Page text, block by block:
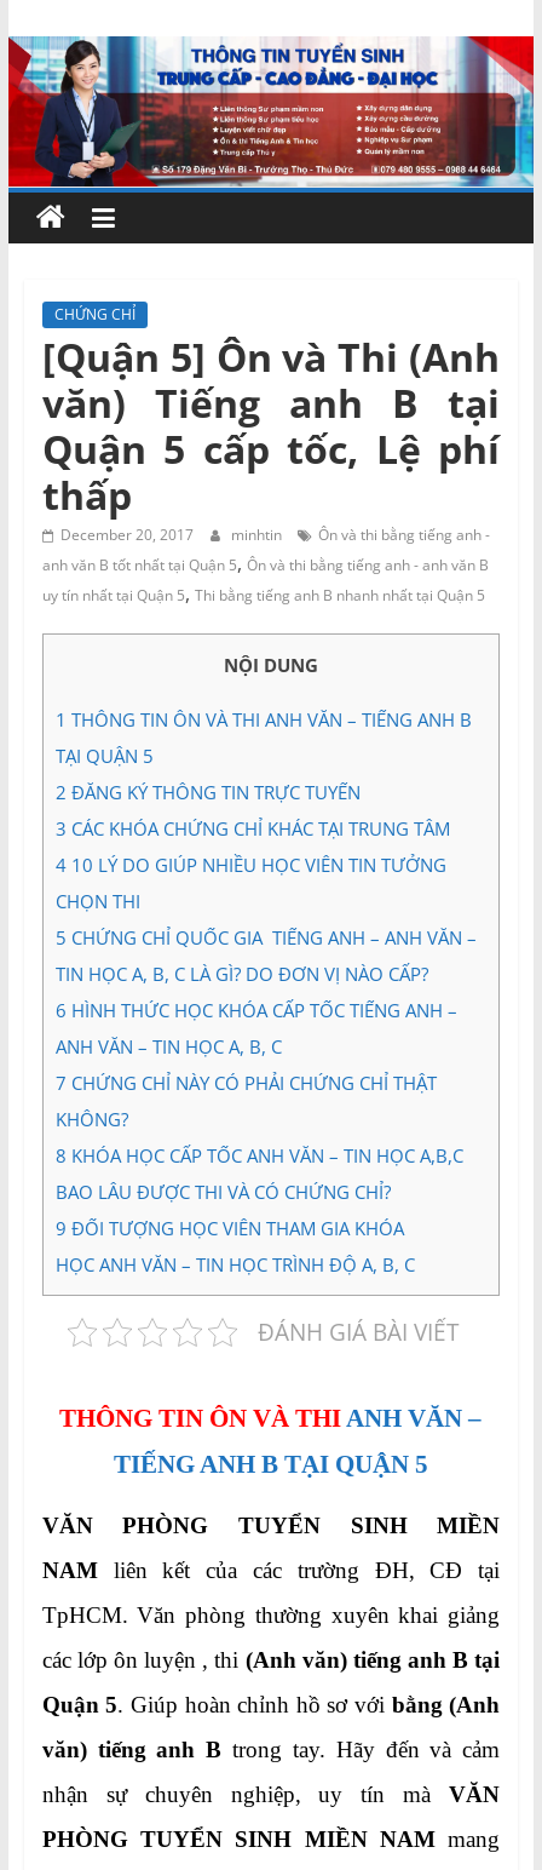
to
content
Chứng
chỉ
ngắn
hạn
–
MIENNAM
Education
Đào
và
Tư
vấn
Miền
CHỨNG CHỈ
[Quận 5] Ôn và Thi (Anh
văn) Tiếng anh B tại
Quận 5 cấp tốc, Lệ phí
thấp
December 20, 2017 minhtin
Ôn và thi bằng tiếng anh -
anh văn B tốt nhất tại Quận 5, Ôn và thi bằng tiếng anh - anh văn B
uy tín nhất tại Quận 5, Thi bằng tiếng anh B nhanh nhất tại Quận 5
NỘI DUNG
1 THÔNG TIN ÔN VÀ THI ANH VĂN – TIẾNG ANH B
TẠI QUẬN 5
2 ĐĂNG KÝ THÔNG TIN TRỰC TUYẾN
3 CÁC KHÓA CHỨNG CHỈ KHÁC TẠI TRUNG TÂM
410 LÝ DO GIÚP NHIỀU HỌC VIÊN TIN TƯỞNG
CHỌN THI
5 CHỨNG CHỈ QUỐC GIA TIẾNG ANH – ANH VĂN –
TIN HỌC A, B, C LÀ GÌ? DO ĐƠN VỊ NÀO CẤP?
6 HÌNH THỨC HỌC KHÓA CẤP TỐC TIẾNG ANH –
ANH VĂN – TIN HỌC A, B, C
7 CHỨNG CHỈ NÀY CÓ PHẢI CHỨNG CHỈ THẬT
KHÔNG?
8 KHÓA HỌC CẤP TỐC ANH VĂN – TIN HỌC A,B,C
BAO LÂU ĐƯỢC THI VÀ CÓ CHỨNG CHỈ?
9 ĐỐI TƯỢNG HỌC VIÊN THAM GIA KHÓA
HỌC ANH VĂN – TIN HỌC TRÌNH ĐỘ A, B, C
ĐÁNH GIÁ BÀI VIẾT
THÔNG TIN ÔN VÀ THIANH VĂN –
TIẾNG ANH B TẠI QUẬN 5
VĂN PHÒNG TUYỂN SINH MIỀN
NAMliên kết của các trường ĐH, CĐ tại
TpHCM. Văn phòng thường xuyên khai giảng
các lớp ôn luyện , thi (Anh văn) tiếng anh B tại
Quận 5. Giúp hoàn chỉnh hồ sơ với bằng (Anh
văn) tiếng anh B trong tay. Hãy đến và cảm
nhận sự chuyên nghiệp, uy tín màVĂN
PHÒNG TUYỂN SINH MIỀN NAMmang